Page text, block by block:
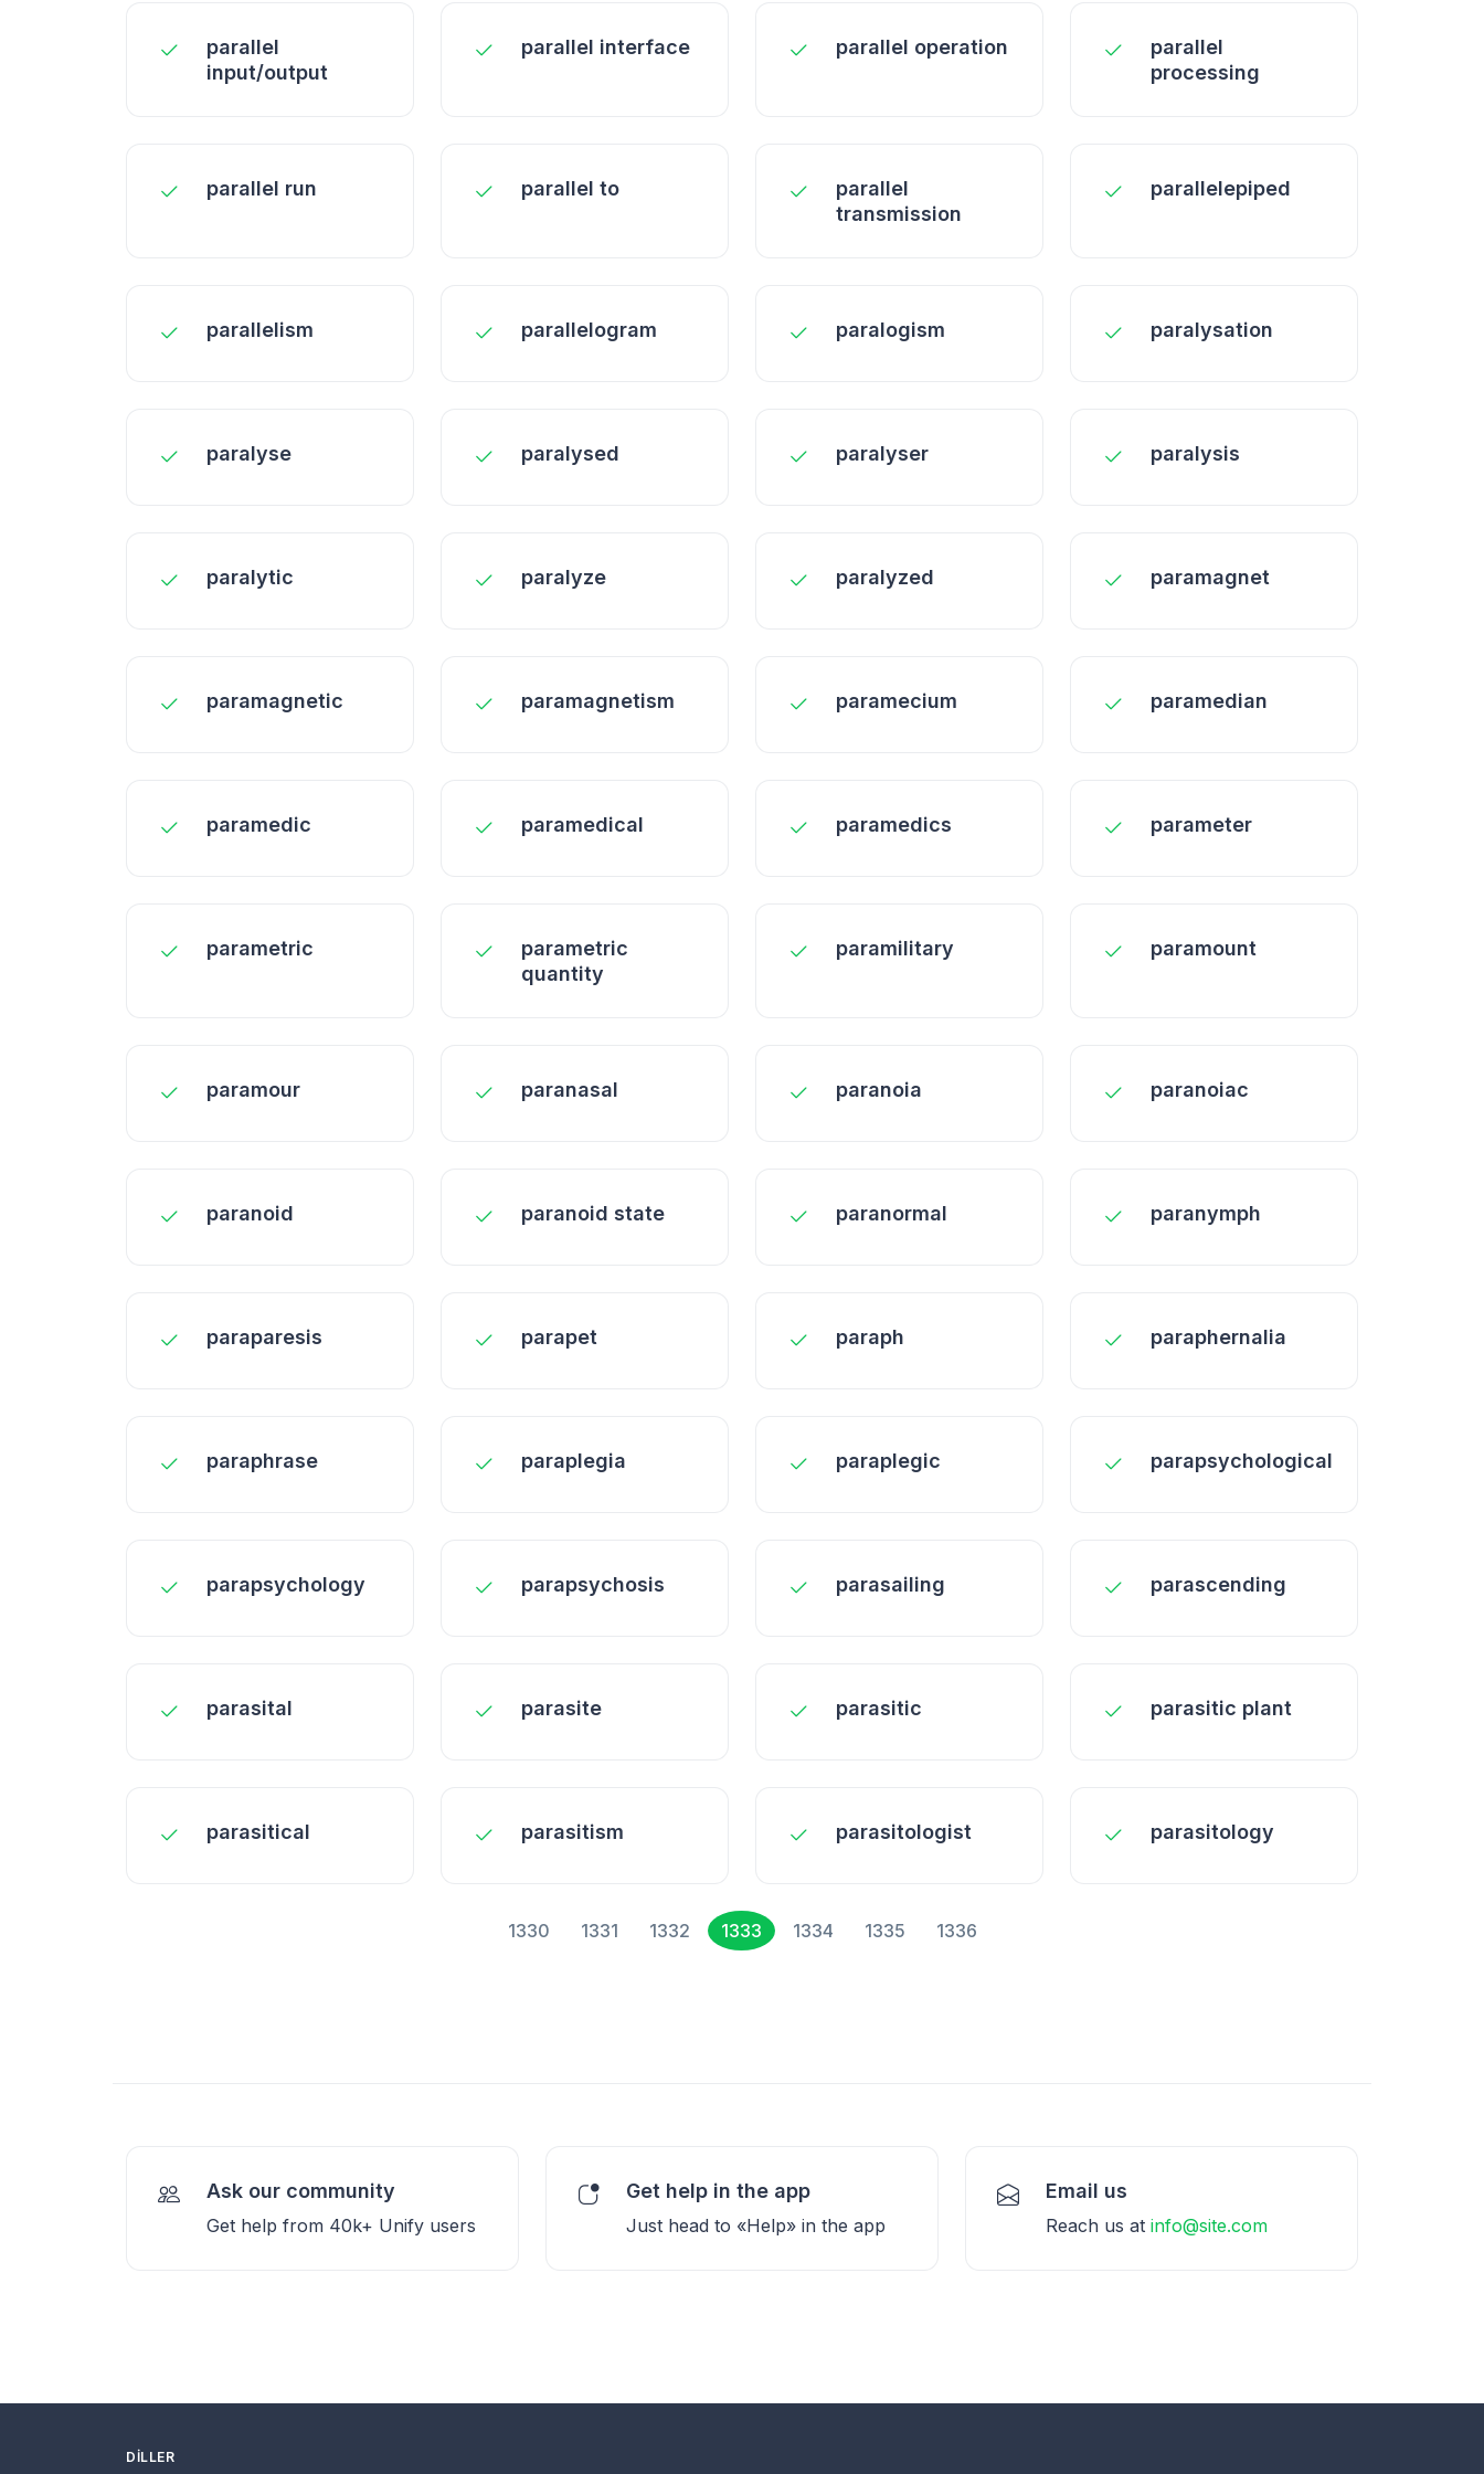
parallel
input/output
parallel interface parallel operation
parallel
processing
parallel run parallel to
parallel
transmission
parallelepiped
parallelism parallelogram paralogism paralysation
paralyse paralysed paralyser paralysis
paralytic paralyze paralyzed paramagnet
paramagnetic paramagnetism paramecium paramedian
paramedic paramedical paramedics parameter
parametric
parametric
quantity
paramilitary paramount
paramour paranasal paranoia paranoiac
paranoid paranoid state paranormal paranymph
paraparesis parapet paraph paraphernalia
paraphrase paraplegia paraplegic parapsychological
parapsychology parapsychosis parasailing parascending
parasital parasite parasitic parasitic plant
parasitical parasitism parasitologist parasitology
1330 1331 1332 1333 1334 1335 1336
Ask our community
Get help from 40k+ Unify users
Get help in the app
Just head to «Help» in the app
Email us
Reach us at info@site.com
DILLER